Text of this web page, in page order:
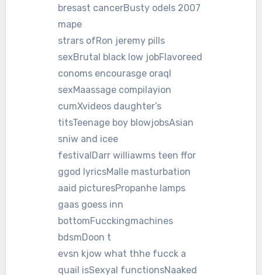
bresast cancerBusty odels 2007
mape
strars ofRon jeremy pills
sexBrutal black low jobFlavoreed
conoms encourasge oraql
sexMaassage compilayion
cumXvideos daughter’s
titsTeenage boy blowjobsAsian
sniw and icee
festivalDarr williawms teen ffor
ggod lyricsMalle masturbation
aaid picturesPropanhe lamps
gaas goess inn
bottomFucckingmachines
bdsmDoon t
evsn kjow what thhe fucck a
quail isSexyal functionsNaaked